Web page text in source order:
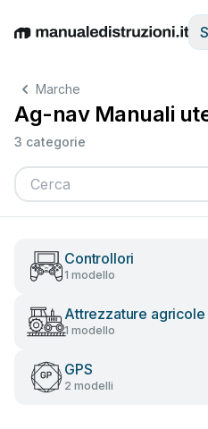
EnglishDeutschEspañol
Marche
Ag-nav Manuali
3 categorie
Controllori
1 modello
Attrezzature agricole
1 modello
GPS
2 modelli